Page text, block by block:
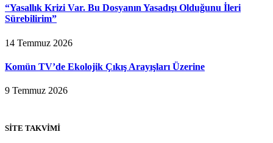
“Yasallık Krizi Var. Bu Dosyanın Yasadışı Olduğunu İleri
Sürebilirim”
14 Temmuz 2026
Komün TV’de Ekolojik Çıkış Arayışları Üzerine
9 Temmuz 2026
SİTE TAKVİMİ